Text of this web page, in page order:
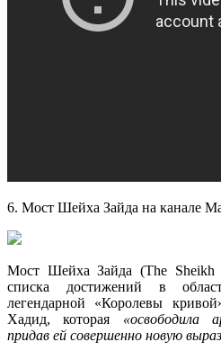
6. Мост Шейха Зайда на канале
Мост Шейха Зайда (The Sheikh
списка достижений в
легендарной «Королевы
Хадид, которая «освободила
придав ей совершенно новую